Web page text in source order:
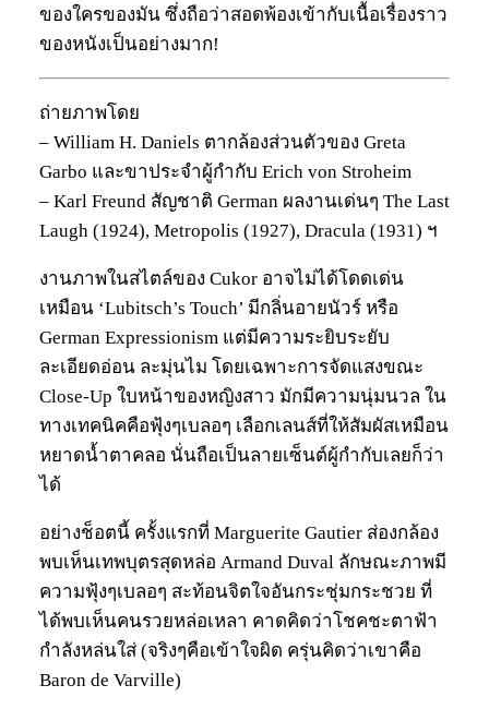
ของใครของมัน ซึ่งถือว่าสอดพ้องเข้ากับเนื้อเรื่องราว
ของหนังเป็นอย่างมาก!
ถ่ายภาพโดย
– William H. Daniels ตากล้องส่วนตัวของ Greta
Garbo และขาประจำผู้กำกับ Erich von Stroheim
– Karl Freund สัญชาติ German ผลงานเด่นๆ The Last
Laugh (1924), Metropolis (1927), Dracula (1931) ฯ
งานภาพในสไตล์ของ Cukor อาจไม่ได้โดดเด่น
เหมือน ‘Lubitsch’s Touch’ มีกลิ่นอายนัวร์ หรือ
German Expressionism แต่มีความระยิบระยับ
ละเอียดอ่อน ละมุ่นไม โดยเฉพาะการจัดแสงขณะ
Close-Up ใบหน้าของหญิงสาว มักมีความนุ่มนวล ใน
ทางเทคนิคคือฟุ้งๆเบลอๆ เลือกเลนส์ที่ให้สัมผัสเหมือน
หยาดน้ำตาคลอ นั่นถือเป็นลายเซ็นต์ผู้กำกับเลยก็ว่า
ได้
อย่างช็อตนี้ ครั้งแรกที่ Marguerite Gautier ส่องกล้อง
พบเห็นเทพบุตรสุดหล่อ Armand Duval ลักษณะภาพมี
ความฟุ้งๆเบลอๆ สะท้อนจิตใจอันกระชุ่มกระชวย ที่
ได้พบเห็นคนรวยหล่อเหลา คาดคิดว่าโชคชะตาฟ้า
กำลังหล่นใส่ (จริงๆคือเข้าใจผิด ครุ่นคิดว่าเขาคือ
Baron de Varville)